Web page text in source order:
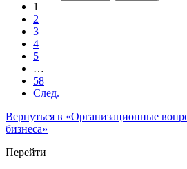
1
2
3
4
5
…
58
След.
Вернуться в «Организационные
бизнеса»
Перейти